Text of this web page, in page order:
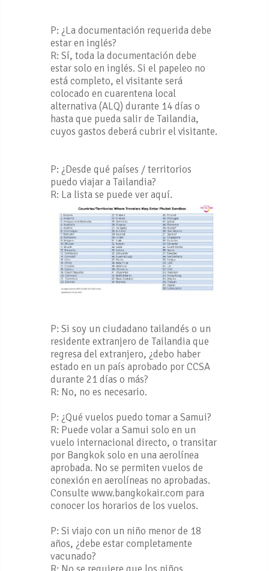
P: ¿La documentación requerida debe
estar en inglés?
R: Sí, toda la documentación debe
estar solo en inglés. Si el papeleo no
está completo, el visitante será
colocado en cuarentena local
alternativa (ALQ) durante 14 días o
hasta que pueda salir de Tailandia,
cuyos gastos deberá cubrir el visitante.
P: ¿Desde qué países / territorios
puedo viajar a Tailandia?
R: La lista se puede ver aquí.
P: Si soy un ciudadano tailandés o un
residente extranjero de Tailandia que
regresa del extranjero, ¿debo haber
estado en un país aprobado por CCSA
durante 21 días o más?
R: No, no es necesario.
P: ¿Qué vuelos puedo tomar a Samui?
R: Puede volar a Samui solo en un
vuelo internacional directo, o transitar
por Bangkok solo en una aerolínea
aprobada. No se permiten vuelos de
conexión en aerolíneas no aprobadas.
Consulte www.bangkokair.com para
conocer los horarios de los vuelos.
P: Si viajo con un niño menor de 18
años, ¿debe estar completamente
vacunado?